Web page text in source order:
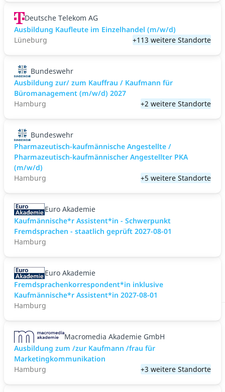
Deutsche Telekom AG
Ausbildung Kaufleute im Einzelhandel (m/w/d)
Lüneburg
+113 weitere Standorte
Bundeswehr
Ausbildung zur/ zum Kauffrau / Kaufmann für
Büromanagement (m/w/d) 2027
Hamburg
+2 weitere Standorte
Bundeswehr
Pharmazeutisch-kaufmännische Angestellte /
Pharmazeutisch-kaufmännischer Angestellter PKA
(m/w/d)
Hamburg
+5 weitere Standorte
Euro Akademie
Kaufmännische*r Assistent*in - Schwerpunkt
Fremdsprachen - staatlich geprüft 2027-08-01
Hamburg
Euro Akademie
Fremdsprachenkorrespondent*in inklusive
Kaufmännische*r Assistent*in 2027-08-01
Hamburg
Macromedia Akademie GmbH
Ausbildung zum /zur Kaufmann /frau für
Marketingkommunikation
Hamburg
+3 weitere Standorte